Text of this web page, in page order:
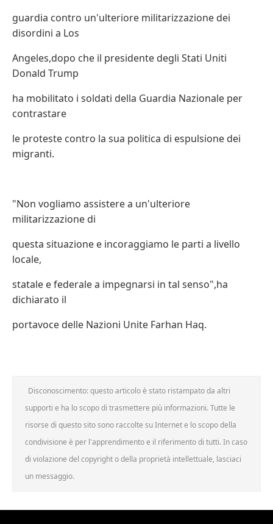
guardia contro un'ulteriore militarizzazione dei
disordini a Los
Angeles,dopo che il presidente degli Stati Uniti
Donald Trump
ha mobilitato i soldati della Guardia Nazionale per
contrastare
le proteste contro la sua politica di espulsione dei
migranti.
"Non vogliamo assistere a un'ulteriore
militarizzazione di
questa situazione e incoraggiamo le parti a livello
locale,
statale e federale a impegnarsi in tal senso",ha
dichiarato il
portavoce delle Nazioni Unite Farhan Haq.
Disconoscimento: questo articolo è stato ristampato da altri
supporti e ha lo scopo di trasmettere più informazioni. Tutte le
risorse di questo sito sono raccolte su Internet e lo scopo della
condivisione è per l'apprendimento e il riferimento di tutti. In caso
di violazione del copyright o della proprietà intellettuale, lasciaci
un messaggio.